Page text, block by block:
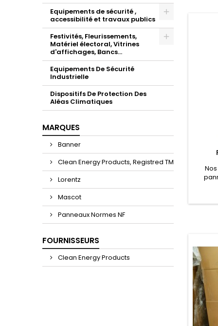
Equipements de sécurité ,
accessibilité et travaux publics
Festivités, Fleurissements,
Matériel électoral, Vitrines
d'affichages, Bancs...
Equipements De Sécurité
Industrielle
Dispositifs De Protection Des
Aléas Climatiques
MARQUES
Banner
Clean Energy Products, Registred TM
Lorentz
Mascot
Panneaux Normes NF
FOURNISSEURS
Clean Energy Products
par
un